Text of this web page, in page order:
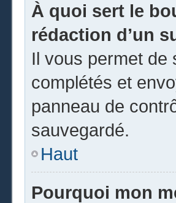
À quoi sert le
rédaction d’un
Il vous permet de
complétés et
panneau de
sauvegardé.
Haut
Pourquoi mon